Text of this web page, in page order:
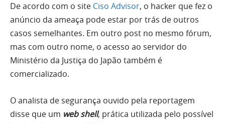
De acordo com o site Ciso Advisor, o hacker que fez o
anúncio da ameaça pode estar por trás de outros
casos semelhantes. Em outro post no mesmo fórum,
mas com outro nome, o acesso ao servidor do
Ministério da Justiça do Japão também é
comercializado.
O analista de segurança ouvido pela reportagem
disse que um web shell, prática utilizada pelo possível